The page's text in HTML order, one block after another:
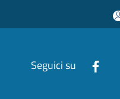
Seguici su